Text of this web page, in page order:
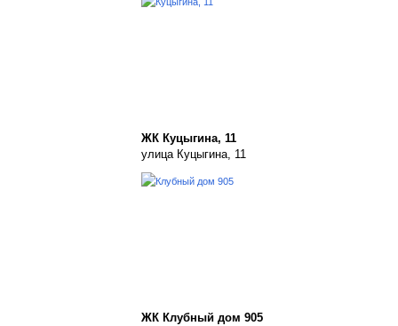
ЖК Куцыгина, 11
улица Куцыгина, 11
ЖК Клубный дом 905